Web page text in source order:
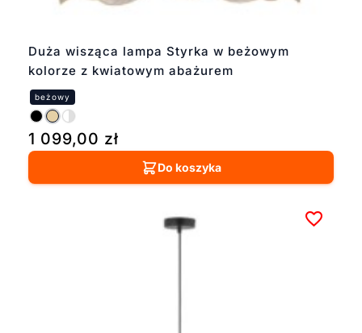
Duża wisząca lampa Styrka w beżowym
kolorze z kwiatowym abażurem
1 099,00 zł
Do koszyka